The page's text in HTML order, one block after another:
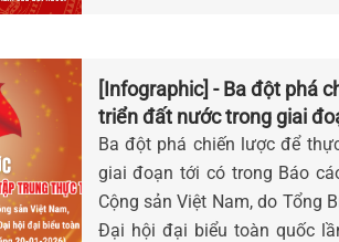
[Infographic] - Ba đột phá
triển đất nước trong giai
Ba đột phá chiến lược để
giai đoạn tới có trong Báo
Cộng sản Việt Nam, do Tổng
Đại hội đại biểu toàn quốc